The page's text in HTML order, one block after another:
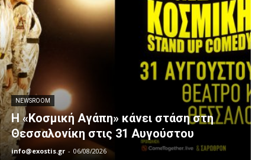
NEWSROOM
Η «Κοσμική Αγάπη» κάνει στάση στη
Θεσσαλονίκη στις 31 Αυγούστου
info@exostis.gr - 06/08/2026